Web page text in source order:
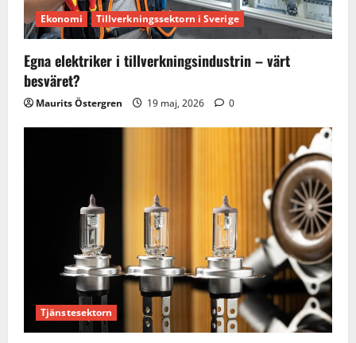
Ekonomi Tillverkningssektorn i Sverige
Egna elektriker i tillverkningsindustrin – värt
besväret?
Maurits Östergren 19 maj, 2026 0
Tjänstesektorn